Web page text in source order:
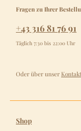
Fragen zu Ihrer
+43 316 81 76 91
Täglich 7:30 bis 22:00 Uhr
Oder über unser
Shop